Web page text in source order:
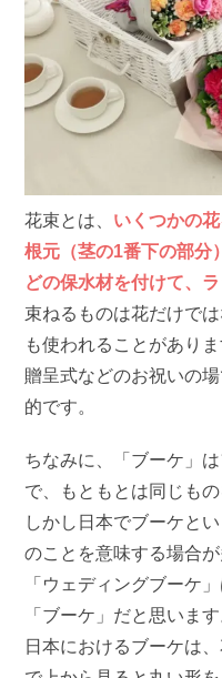
花束とは、 いくつかの
根元（茎の1番下の部分
どの保水材を付けて、
束ねるものは花だけで
も使われることがありま
贈呈式などのお祝いの
的です。
ちなみに、「ブーケ」
で、もともとは同じもの
しかし日本でブーケと
のことを意味する場合が
「ウェディングブーケ
「ブーケ」だと思います
日本におけるブーケは